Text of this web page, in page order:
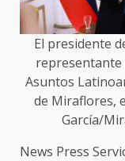
El presidente
representante
Asuntos
de Miraflores,
García/
News Press